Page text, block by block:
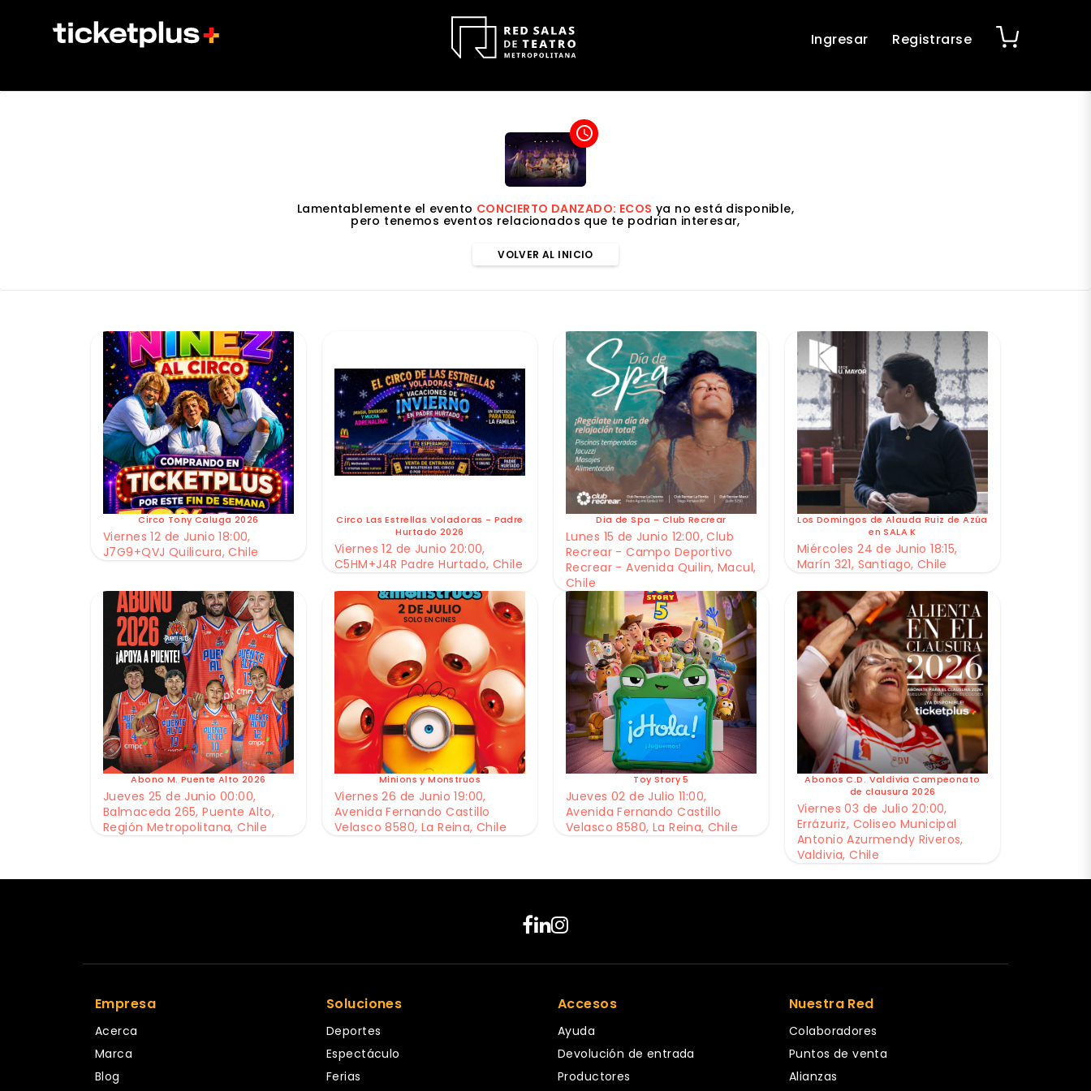
Ingresar Registrarse
access_time
Lamentablemente el evento CONCIERTO DANZADO: ECOS ya no está disponible,
pero tenemos eventos relacionados que te podrian interesar,
VOLVER AL INICIO
Circo Tony Caluga 2026
Viernes 12 de Junio 18:00,
J7G9+QVJ Quilicura, Chile
Circo Las Estrellas Voladoras - Padre
Hurtado 2026
Viernes 12 de Junio 20:00,
C5HM+J4R Padre Hurtado, Chile
Dia de Spa - Club Recrear
Lunes 15 de Junio 12:00, Club
Recrear - Campo Deportivo
Recrear - Avenida Quilin, Macul,
Chile
Los Domingos de Alauda Ruiz de Azúa
en SALA K
Miércoles 24 de Junio 18:15,
Marín 321, Santiago, Chile
Abono M. Puente Alto 2026
Jueves 25 de Junio 00:00,
Balmaceda 265, Puente Alto,
Región Metropolitana, Chile
Minions y Monstruos
Viernes 26 de Junio 19:00,
Avenida Fernando Castillo
Velasco 8580, La Reina, Chile
Toy Story 5
Jueves 02 de Julio 11:00,
Avenida Fernando Castillo
Velasco 8580, La Reina, Chile
Abonos C.D. Valdivia Campeonato
de clausura 2026
Viernes 03 de Julio 20:00,
Errázuriz, Coliseo Municipal
Antonio Azurmendy Riveros,
Valdivia, Chile
Empresa
Acerca
Marca
Blog
Soluciones
Deportes
Espectáculo
Ferias
Accesos
Ayuda
Devolución de entrada
Productores
Nuestra Red
Colaboradores
Puntos de venta
Alianzas